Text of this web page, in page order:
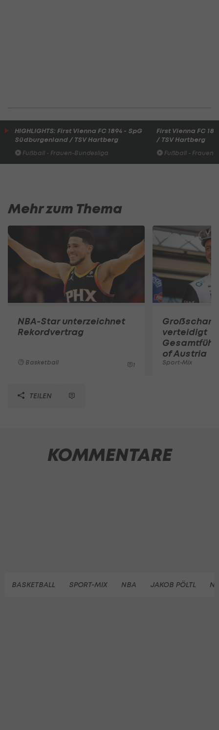
HIGHLIGHTS: First Vienna FC 1894 - SpG
Südburgenland / TSV Hartberg
Fußball - Frauen-Bundesliga
First Vienna FC
/ TSV Hartberg
Fußball - Frauen-
Mehr zum Thema
NBA-Star unterzeichnet
Rekordvertrag
Basketball 1
verteidigt
of Austria
Sport-Mix
TEILEN
KOMMENTARE
BASKETBALL SPORT-MIX NBA JAKOB PÖLTL